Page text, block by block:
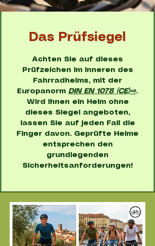
Das Prüfsiegel
Achten Sie auf dieses
Prüfzeichen im Inneren des
Fahrradhelms, mit der
Europanorm DIN EN 1078 (CE)⇨.
Wird Ihnen ein Helm ohne
dieses Siegel angeboten,
lassen Sie auf jeden Fall die
Finger davon. Geprüfte Helme
entsprechen den
grundlegenden
Sicherheitsanforderungen!